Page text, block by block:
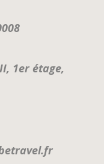
1er étage,